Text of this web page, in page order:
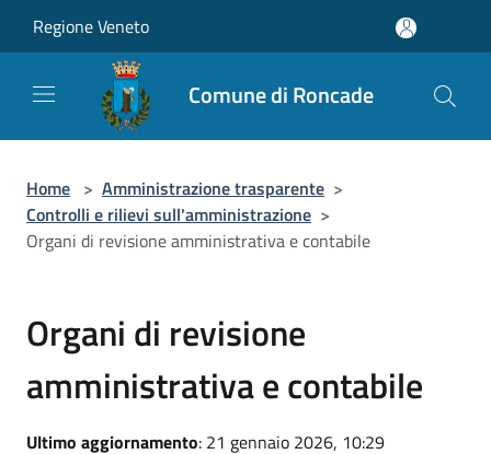
Regione Veneto
Comune di Roncade
Home > Amministrazione trasparente >
Controlli e rilievi sull'amministrazione >
Organi di revisione amministrativa e contabile
Organi di revisione
amministrativa e contabile
Ultimo aggiornamento: 21 gennaio 2026, 10:29